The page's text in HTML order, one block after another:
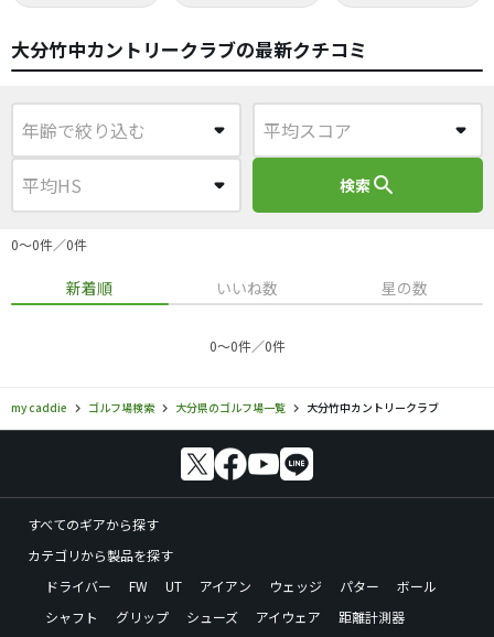
大分竹中カントリークラブの最新クチコミ
検索search
0〜0件／0件
新着順 いいね数 星の数
0〜0件／0件
my caddie ゴルフ場検索 大分県のゴルフ場一覧 大分竹中カントリークラブ
すべてのギアから探す
カテゴリから製品を探す
ドライバー
FW UT アイアン ウェッジ パター
ボール
シャフト
グリップ シューズ アイウェア
距離計測器